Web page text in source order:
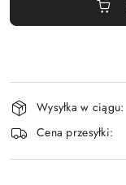
Dostępność
i
dostawa
Wysyłka w ciągu:
Cena przesyłki: